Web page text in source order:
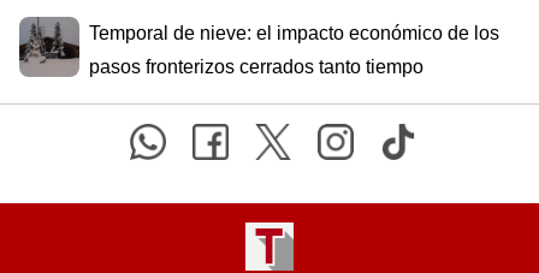
Temporal de nieve: el impacto económico de los
pasos fronterizos cerrados tanto tiempo